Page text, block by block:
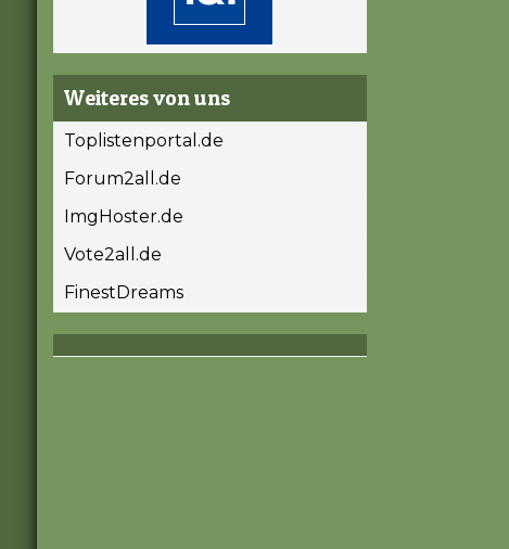
Weiteres von uns
Toplistenportal.de
Forum2all.de
ImgHoster.de
Vote2all.de
FinestDreams